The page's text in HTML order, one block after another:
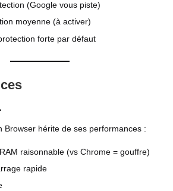
(Google vous piste)
moyenne (à activer)
forte par défaut
Browser hérite de ses performances :
raisonnable (vs Chrome = gouffre)
rapide